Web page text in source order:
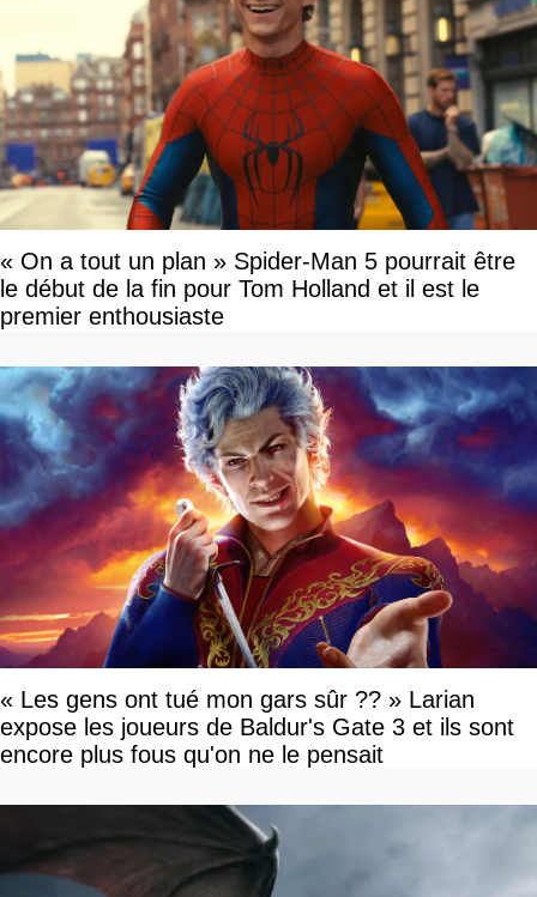
« On a tout un plan » Spider-Man 5 pourrait être
le début de la fin pour Tom Holland et il est le
premier enthousiaste
« Les gens ont tué mon gars sûr ?? » Larian
expose les joueurs de Baldur's Gate 3 et ils sont
encore plus fous qu'on ne le pensait